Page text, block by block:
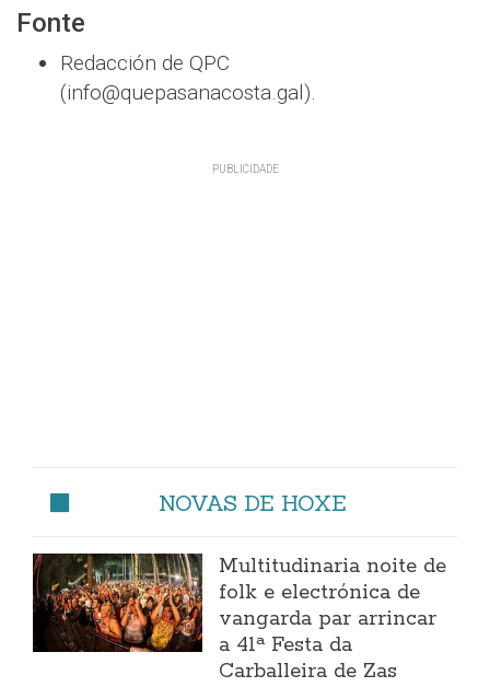
Fonte
Redacción de QPC
(info@quepasanacosta.gal).
NOVAS DE HOXE
Multitudinaria noite de
folk e electrónica de
vangarda par arrincar
a 41ª Festa da
Carballeira de Zas